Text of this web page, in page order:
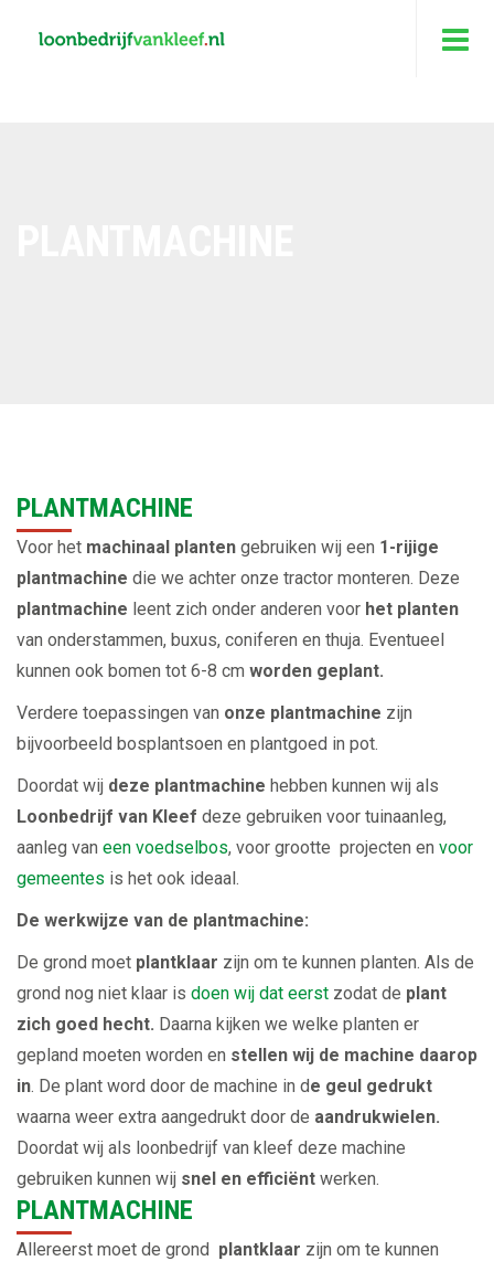
PLANTMACHINE
Voor het machinaal planten gebruiken wij een 1-rijige
plantmachine die we achter onze tractor monteren. Deze
plantmachine leent zich onder anderen voor het planten
van onderstammen, buxus, coniferen en thuja. Eventueel
kunnen ook bomen tot 6-8 cm worden geplant.
Verdere toepassingen van onze plantmachine zijn
bijvoorbeeld bosplantsoen en plantgoed in pot.
Doordat wij deze plantmachine hebben kunnen wij als
Loonbedrijf van Kleef deze gebruiken voor tuinaanleg,
aanleg van een voedselbos, voor grootte projecten en voor
gemeentes is het ook ideaal.
De werkwijze van de plantmachine:
De grond moet plantklaar zijn om te kunnen planten. Als de
grond nog niet klaar is doen wij dat eerst zodat de plant
zich goed hecht. Daarna kijken we welke planten er
gepland moeten worden en stellen wij de machine daarop
in. De plant word door de machine in de geul gedrukt
waarna weer extra aangedrukt door de aandrukwielen.
Doordat wij als loonbedrijf van kleef deze machine
gebruiken kunnen wij snel en efficiënt werken.
PLANTMACHINE
Allereerst moet de grond plantklaar zijn om te kunnen